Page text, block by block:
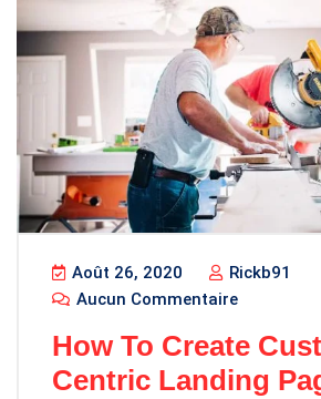
Août 26, 2020
Rickb91
Aucun Commentaire
How To Create
Centric Landing